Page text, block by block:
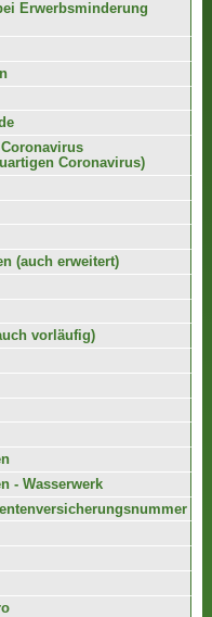
Erwerbsminderung
Coronavirus)
(auch erweitert)
vorläufig)
- Wasserwerk